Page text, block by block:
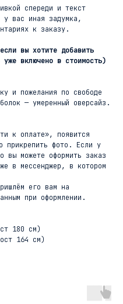
спереди и текст
у вас иная задумка,
к заказу.
вы хотите добавить
включено в стоимость)
и пожелания по свободе
— умеренный оверсайз.
к оплате», появится
прикрепить фото. Если у
вы можете оформить заказ
в мессенджер, в котором
его вам на
при оформлении.
180 см)
164 см)